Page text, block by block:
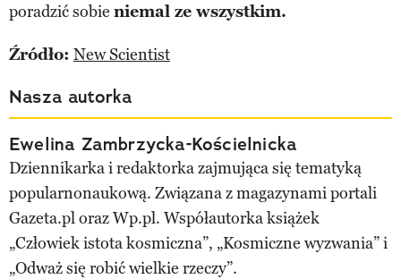
poradzić sobie niemal ze wszystkim.
Źródło: New Scientist
Nasza autorka
Ewelina Zambrzycka-Kościelnicka
Dziennikarka i redaktorka zajmująca się tematyką
popularnonaukową. Związana z magazynami portali
Gazeta.pl oraz Wp.pl. Współautorka książek
„Człowiek istota kosmiczna”, „Kosmiczne wyzwania” i
„Odważ się robić wielkie rzeczy”.